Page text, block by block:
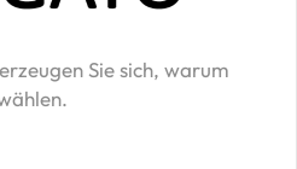
Sie sich, warum